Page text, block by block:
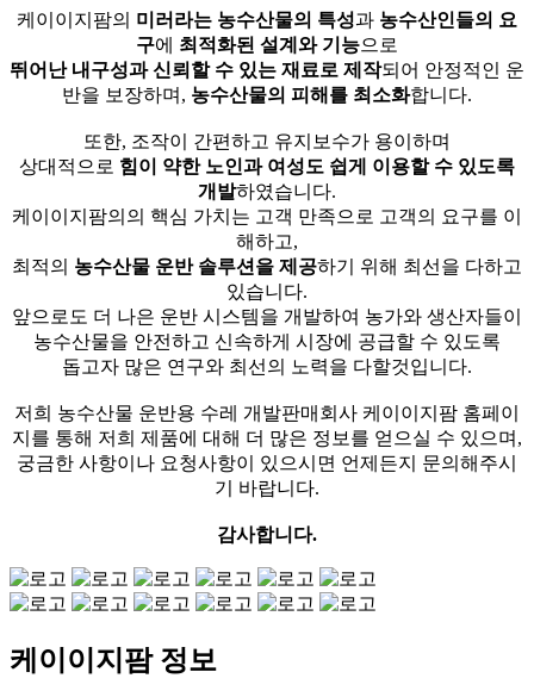
케이이지팜의 미러라는 농수산물의 특성과 농수산인들의 요
구에 최적화된 설계와 기능으로
뛰어난 내구성과 신뢰할 수 있는 재료로 제작되어 안정적인 운
반을 보장하며, 농수산물의 피해를 최소화합니다.
또한, 조작이 간편하고 유지보수가 용이하며
상대적으로 힘이 약한 노인과 여성도 쉽게 이용할 수 있도록
개발하였습니다.
케이이지팜의의 핵심 가치는 고객 만족으로 고객의 요구를 이
해하고,
최적의 농수산물 운반 솔루션을 제공하기 위해 최선을 다하고
있습니다.
앞으로도 더 나은 운반 시스템을 개발하여 농가와 생산자들이
농수산물을 안전하고 신속하게 시장에 공급할 수 있도록
돕고자 많은 연구와 최선의 노력을 다할것입니다.
저희 농수산물 운반용 수레 개발판매회사 케이이지팜 홈페이
지를 통해 저희 제품에 대해 더 많은 정보를 얻으실 수 있으며,
궁금한 사항이나 요청사항이 있으시면 언제든지 문의해주시
기 바랍니다.
감사합니다.
케이이지팜 정보